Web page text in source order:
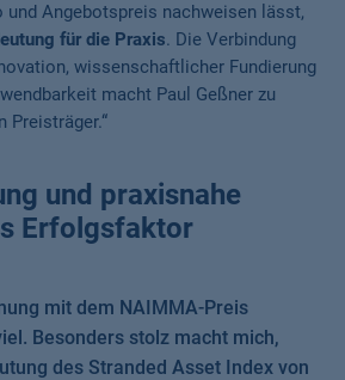
Angebotspreis nachweisen lässt,
für die Praxis. Die Verbindung
wissenschaftlicher Fundierung
macht Paul Geßner zu
Preisträger.“
und praxisnahe
Erfolgsfaktor
mit dem NAIMMA-Preis
Besonders stolz macht mich,
des Stranded Asset Index von